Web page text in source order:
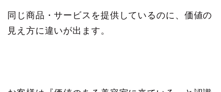
同じ商品・サービスを提供しているのに、価値の
見え方に違いが出ます。